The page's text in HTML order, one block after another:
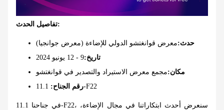
تفاصيل الحدث:
حدث:معرض قوانغتشو الدولي للإضاءة (معرض جوانجيا)
تاريخ:9 - 12 يونيو 2024
مكان:مجمع معرض الاستيراد والتصدير في قوانغتشو
رقم الجناح:11.1-F22
في جناحنا 11.1-F22، سنعرض أحدث ابتكاراتنا في مجال الإضاءة،